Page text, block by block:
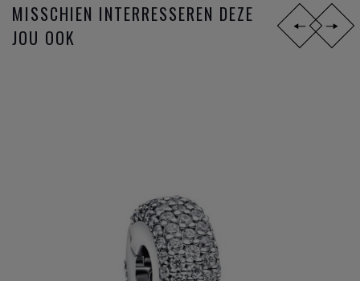
MISSCHIEN INTERRESSEREN DEZE
JOU OOK